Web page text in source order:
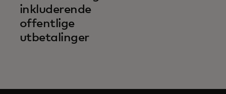
inkluderende
offentlige
utbetalinger